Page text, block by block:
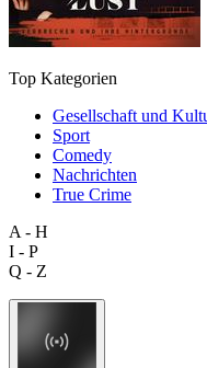
Top Kategorien
Gesellschaft und
Sport
Comedy
Nachrichten
True Crime
A - H
I - P
Q - Z